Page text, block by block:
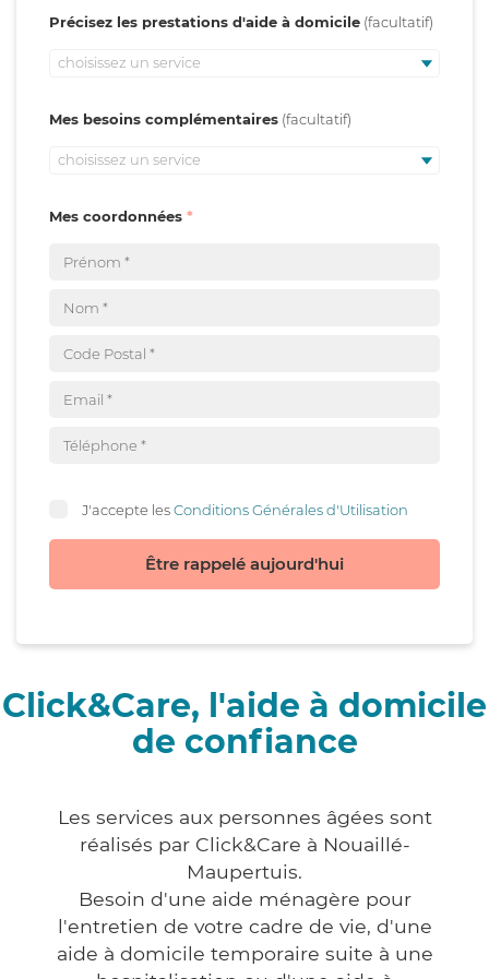
Précisez les prestations d'aide à domicile
choisissez un service
Mes besoins complémentaires
choisissez un service
Mes coordonnées
J'accepte lesConditions Générales d'Utilisation
Être rappelé aujourd'hui
Click&Care, l'aide à domicile
de confiance
Les services aux personnes âgées sont
réalisés par Click&Care à Nouaillé-
Maupertuis.
Besoin d'une aide ménagère pour
l'entretien de votre cadre de vie, d'une
aide à domicile temporaire suite à une